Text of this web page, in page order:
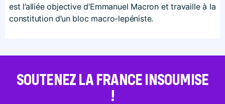
est l’alliée objective d’Emmanuel Macron et travaille à la
constitution d’un bloc macro-lepéniste.
SOUTENEZ LA FRANCE INSOUMISE
!